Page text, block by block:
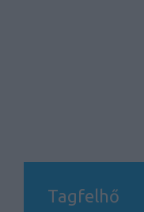
Tagfelhő